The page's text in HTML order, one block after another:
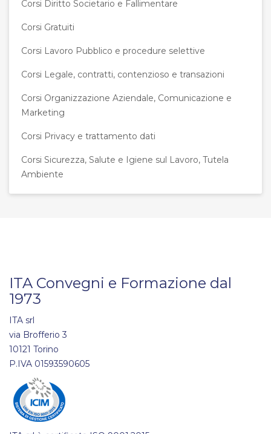
Corsi Diritto Societario e Fallimentare
Corsi Gratuiti
Corsi Lavoro Pubblico e procedure selettive
Corsi Legale, contratti, contenzioso e transazioni
Corsi Organizzazione Aziendale, Comunicazione e
Marketing
Corsi Privacy e trattamento dati
Corsi Sicurezza, Salute e Igiene sul Lavoro, Tutela
Ambiente
ITA Convegni e Formazione dal
1973
ITA srl
via Brofferio 3
10121 Torino
P.IVA 01593590605